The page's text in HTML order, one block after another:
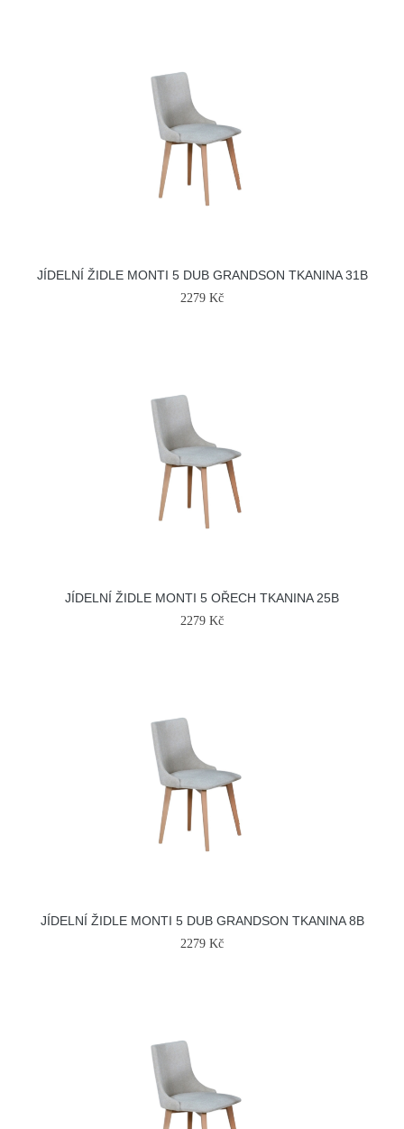
JÍDELNÍ ŽIDLE MONTI 5 DUB GRANDSON TKANINA 31B
2279 Kč
JÍDELNÍ ŽIDLE MONTI 5 OŘECH TKANINA 25B
2279 Kč
JÍDELNÍ ŽIDLE MONTI 5 DUB GRANDSON TKANINA 8B
2279 Kč